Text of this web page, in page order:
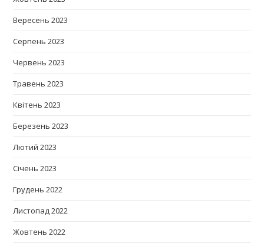
Вересень 2023
Серпень 2023
Червень 2023
Травень 2023
Квітень 2023
Березень 2023
Лютий 2023
Січень 2023
Грудень 2022
Листопад 2022
Жовтень 2022